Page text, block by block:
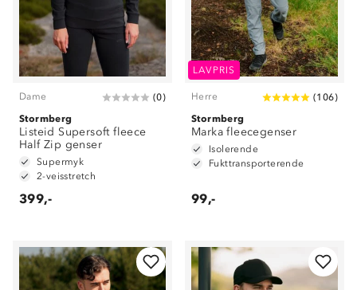
Dame (0)
Stormberg
Listeid Supersoft fleece
Half Zip genser
Supermyk
2-veisstretch
399,-
LAVPRIS
Herre (106)
Stormberg
Marka fleecegenser
Isolerende
Fukttransporterende
99,-